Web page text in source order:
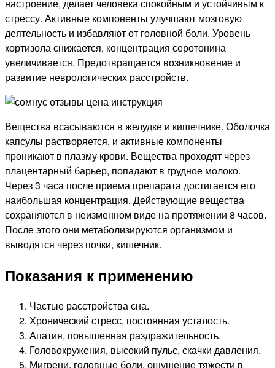
настроение, делает человека спокойным и устойчивым к
стрессу. Активные компоненты улучшают мозговую
деятельность и избавляют от головной боли. Уровень
кортизола снижается, концентрация серотонина
увеличивается. Предотвращается возникновение и
развитие неврологических расстройств.
Вещества всасываются в желудке и кишечнике. Оболочка
капсулы растворяется, и активные компоненты
проникают в плазму крови. Вещества проходят через
плацентарный барьер, попадают в грудное молоко.
Через 3 часа после приема препарата достигается его
наибольшая концентрация. Действующие вещества
сохраняются в неизменном виде на протяжении 8 часов.
После этого они метаболизируются организмом и
выводятся через почки, кишечник.
Показания к применению
Частые расстройства сна.
Хронический стресс, постоянная усталость.
Апатия, повышенная раздражительность.
Головокружения, высокий пульс, скачки давления.
Мигрени, головные боли, ощущение тяжести в